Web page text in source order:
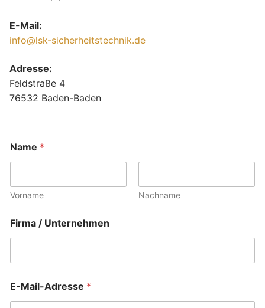
E-Mail:
info@lsk-sicherheitstechnik.de
Adresse:
Feldstraße 4
76532 Baden-Baden
Name *
Vorname Nachname
Firma / Unternehmen
E-Mail-Adresse *